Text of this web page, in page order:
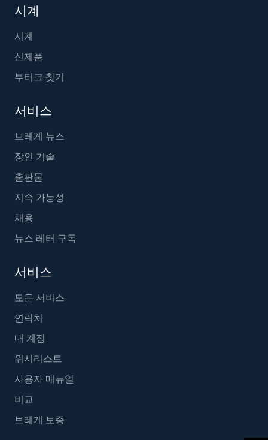
시계
시계
신제품
부티크 찾기
서비스
브레게 뉴스
장인 기술
출판물
지속 가능성
채용
뉴스 레터 구독
서비스
모든 서비스
연락처
내 계정
위시리스트
사용자 매뉴얼
비교
브레게 보증